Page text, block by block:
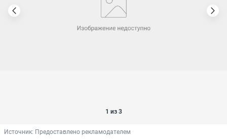
1 из 3
Источник: Предоставлено рекламодателем